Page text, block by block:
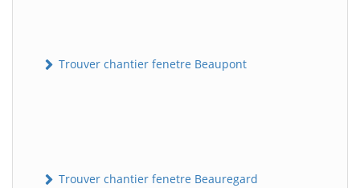
Trouver chantier fenetre Beaupont
Trouver chantier fenetre Beauregard